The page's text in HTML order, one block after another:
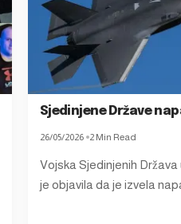
Sjedinjene Države
26/05/2026 2 Min Read
Vojska Sjedinjenih
je objavila da je izvela